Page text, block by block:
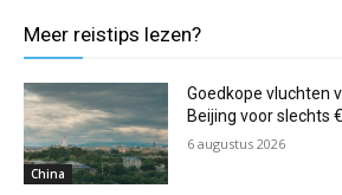
Meer reistips lezen?
China
Goedkope vluchten
Beijing voor slechts
6 augustus 2026